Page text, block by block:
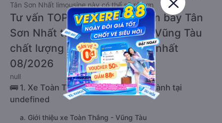
Tân Sơn Nhất limousine này có thể sẽ rẻ hơn
Tư vấn TOP 2 xe khách đi Sân bay Tân
Sơn Nhất từ Đất Đỏ - Bà Rịa-Vũng Tàu
chất lượng cao, uy tín, giá rẻ nhất
08/2026
null
🚌 1. Xe Toàn Thắng - Vũng Tàu khởi hành tại
undefined
a. Giới thiệu xe Toàn Thắng - Vũng Tàu